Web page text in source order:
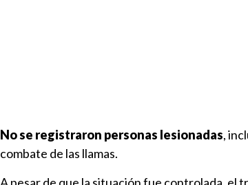
No se registraron personas lesionadas,
combate de las llamas.